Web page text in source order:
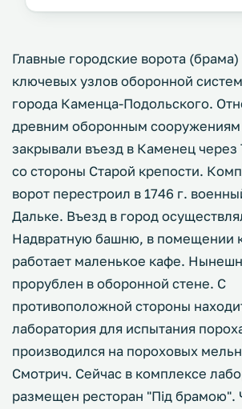
Главные городские ворота
ключевых узлов оборонной
города Каменца-Подольского.
древним оборонным сооружениям
закрывали въезд в Каменец через
со стороны Старой крепости.
ворот перестроил в 1746 г.
Дальке. Въезд в город
Надвратную башню, в помещении
работает маленькое кафе.
прорублен в оборонной стене. С
противоположной стороны
лаборатория для испытания
производился на пороховых
Смотрич. Сейчас в комплексе
размещен ресторан "Під брамою".